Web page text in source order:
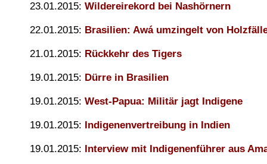
23.01.2015: Wildereirekord bei Nashörnern
22.01.2015: Brasilien: Awá umzingelt von
21.01.2015: Rückkehr des Tigers
19.01.2015: Dürre in Brasilien
19.01.2015: West-Papua: Militär jagt Indigene
19.01.2015: Indigenenvertreibung in Indien
19.01.2015: Interview mit Indigenenführer aus